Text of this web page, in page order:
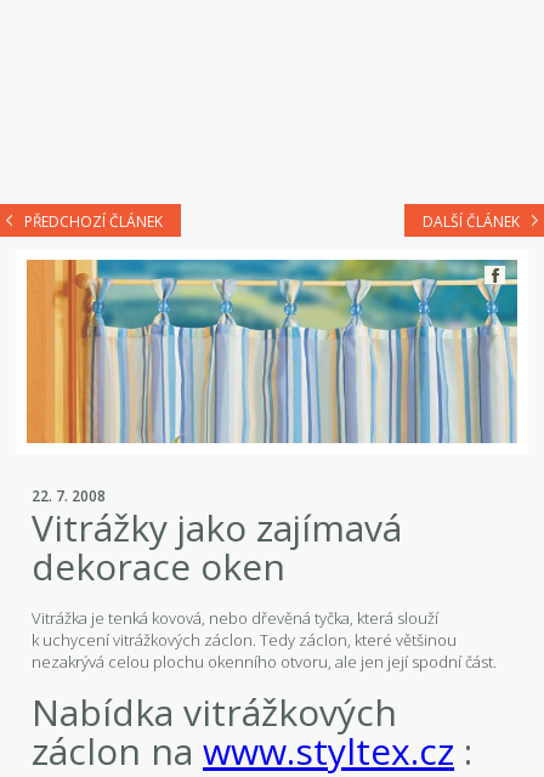
PŘEDCHOZÍ ČLÁNEK DALŠÍ ČLÁNEK
22. 7. 2008
Vitrážky jako zajímavá
dekorace oken
Vitrážka je tenká kovová, nebo dřevěná tyčka, která slouží
k uchycení vitrážkových záclon. Tedy záclon, které většinou
nezakrývá celou plochu okenního otvoru, ale jen její spodní část.
Nabídka vitrážkových
záclon nawww.styltex.cz :